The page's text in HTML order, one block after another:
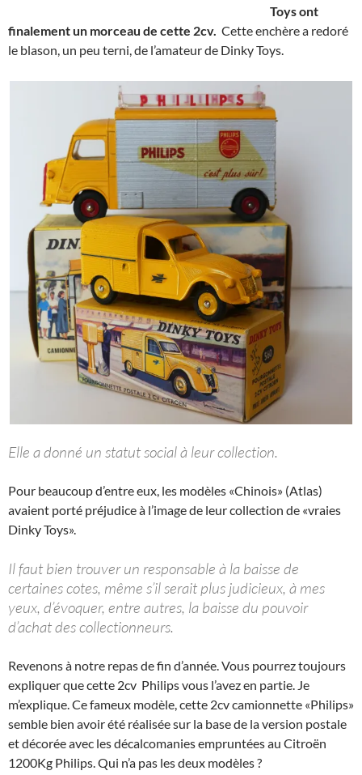
Toys ont
finalement un morceau de cette 2cv. Cette enchère a redoré
le blason, un peu terni, de l’amateur de Dinky Toys.
Elle a donné un statut social à leur collection.
Pour beaucoup d’entre eux, les modèles «Chinois» (Atlas)
avaient porté préjudice à l’image de leur collection de «vraies
Dinky Toys».
Il faut bien trouver un responsable à la baisse de
certaines cotes, même s’il serait plus judicieux, à mes
yeux, d’évoquer, entre autres, la baisse du pouvoir
d’achat des collectionneurs.
Revenons à notre repas de fin d’année. Vous pourrez toujours
expliquer que cette 2cv Philips vous l’avez en partie. Je
m’explique. Ce fameux modèle, cette 2cv camionnette «Philips»
semble bien avoir été réalisée sur la base de la version postale
et décorée avec les décalcomanies empruntées au Citroën
1200Kg Philips. Qui n’a pas les deux modèles ?